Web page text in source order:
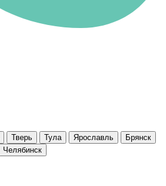
Тверь Тула Ярославль
Брянск
Челябинск